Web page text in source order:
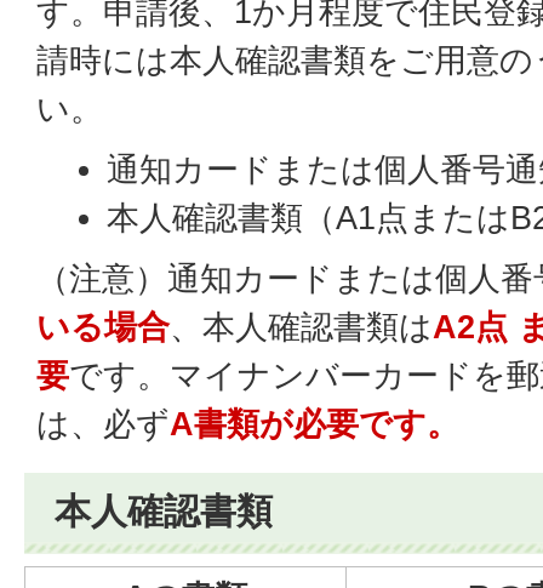
す。申請後、1か月程度で住民登
請時には本人確認書類をご用意
い。
通知カードまたは個人番号
本人確認書類（A1点または
（注意）通知カードまたは個人
いる場合、本人確認書類はA2点
要です。マイナンバーカードを
は、必ずA書類が必要です。
本人確認書類